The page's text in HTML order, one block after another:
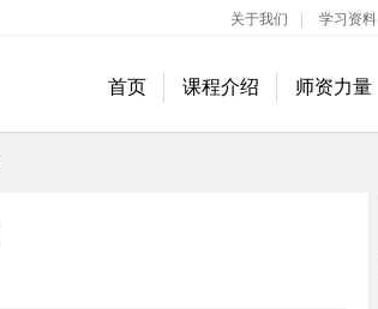
关于我们 学习资料
首页 课程介绍 师资力量